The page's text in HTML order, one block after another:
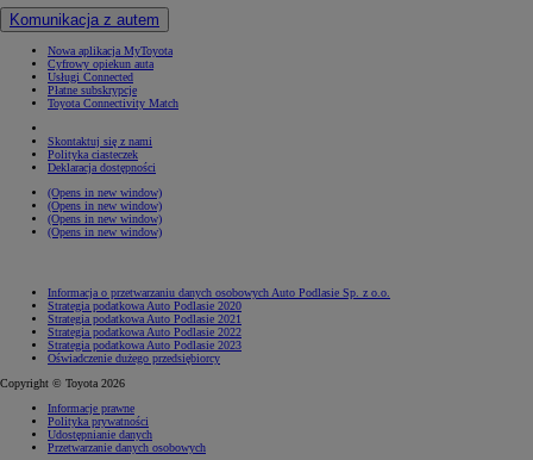
Komunikacja z autem
Nowa aplikacja MyToyota
Cyfrowy opiekun auta
Usługi Connected
Płatne subskrypcje
Toyota Connectivity Match
Skontaktuj się z nami
Polityka ciasteczek
Deklaracja dostępności
(Opens in new window)
(Opens in new window)
(Opens in new window)
(Opens in new window)
Informacja o przetwarzaniu danych osobowych Auto Podlasie Sp. z o.o.
Strategia podatkowa Auto Podlasie 2020
Strategia podatkowa Auto Podlasie 2021
Strategia podatkowa Auto Podlasie 2022
Strategia podatkowa Auto Podlasie 2023
Oświadczenie dużego przedsiębiorcy
Copyright © Toyota 2026
Informacje prawne
Polityka prywatności
Udostępnianie danych
Przetwarzanie danych osobowych